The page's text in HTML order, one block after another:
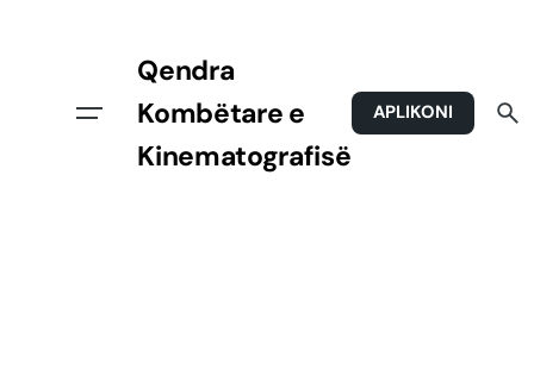
Qendra
Kombëtare e
Kinematografisë
APLIKONI